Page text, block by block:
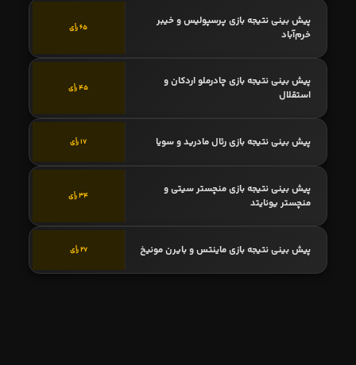
پیش بینی نتیجه بازی پرسپولیس و خیبر
خرم‌آباد
65 رأی
پیش بینی نتیجه بازی چادرملو اردکان و
استقلال
45 رأی
پیش بینی نتیجه بازی رئال مادرید و سویا 17 رأی
پیش بینی نتیجه بازی منچستر سیتی و
منچستر یونایتد
34 رأی
پیش بینی نتیجه بازی ماینتس و بایرن مونیخ 27 رأی